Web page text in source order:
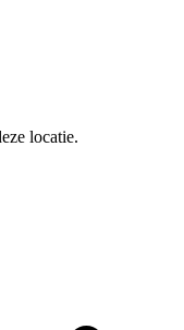
locatie.